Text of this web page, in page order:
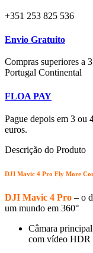
+351 253 825 536
Envio Gratuito
Compras superiores a
Portugal Continental
FLOA PAY
Pague depois em 3 ou
euros.
Descrição do Produto
DJI Mavic 4 Pro Fly More
DJI Mavic 4 Pro – o
um mundo em 360°
Câmara
com vídeo HDR